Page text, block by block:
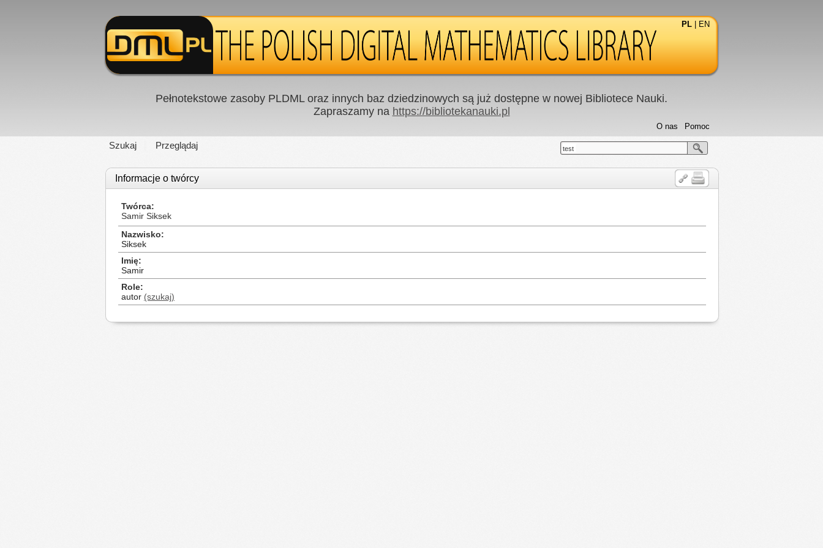
PL EN
Pełnotekstowe zasoby PLDML oraz innych baz dziedzinowych są już dostępne w nowej Bibliotece Nauki.
Zapraszamy na https://bibliotekanauki.pl
Szukaj Przeglądaj
Pomoc
O nas
test
Informacje o twórcy
Twórca
Samir Siksek
Nazwisko
Siksek
Imię
Samir
Role
autor (szukaj)